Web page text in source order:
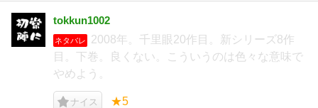
tokkun1002
ネタバレ
2008年。千里眼20作目。新シリーズ8作
目。下巻。良くない。こういうのは色々な意味で
やめよう。
ナイス ★5